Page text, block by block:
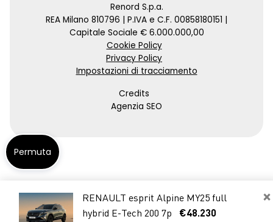
×
RENAULT esprit Alpine MY25 full
hybrid E-Tech 200 7p
€48.230
Renord S.p.a.
REA Milano 810796 | P.IVA e C.F. 00858180151 |
Capitale Sociale € 6.000.000,00
Cookie Policy
Privacy Policy
Impostazioni di tracciamento
Credits
Agenzia SEO
Permuta